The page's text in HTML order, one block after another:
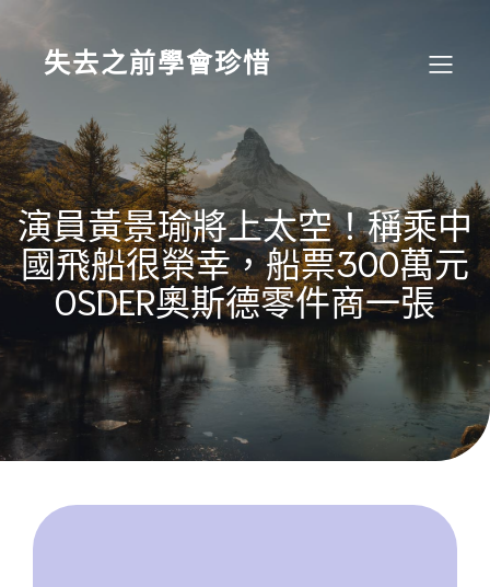
content
失去之前學會珍惜
演員黃景瑜將上太空！稱乘中
國飛船很榮幸，船票300萬元
OSDER奧斯德零件商一張